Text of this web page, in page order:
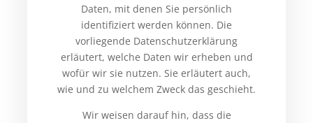
Daten, mit denen Sie persönlich
identifiziert werden können. Die
vorliegende Datenschutzerklärung
erläutert, welche Daten wir erheben und
wofür wir sie nutzen. Sie erläutert auch,
wie und zu welchem Zweck das geschieht.
Wir weisen darauf hin, dass die